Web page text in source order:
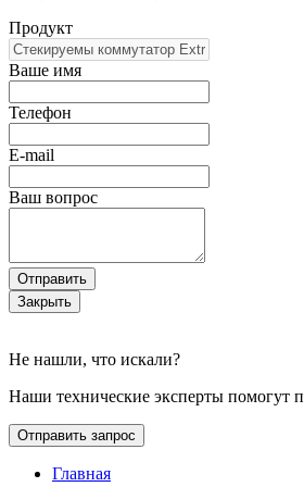
Продукт
Ваше имя
Телефон
E-mail
Ваш вопрос
Отправить
Закрыть
Не нашли, что искали?
Наши технические эксперты помогут
Отправить запрос
Главная